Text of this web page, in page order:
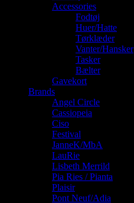
Accessories
Fodtøj
Huer/Hatte
Tørklæder
Vanter/Hansker
Tasker
Bælter
Gavekort
Brands
Angel Circle
Cassiopeia
Ciso
Festival
JanneK/MbA
LauRie
Lisbeth Merrild
Pia Ries / Pianta
Plaisir
Pont Neuf/Adia